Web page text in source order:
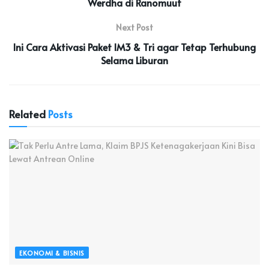
Next Post
Ini Cara Aktivasi Paket IM3 & Tri agar Tetap Terhubung
Selama Liburan
Related Posts
EKONOMI & BISNIS